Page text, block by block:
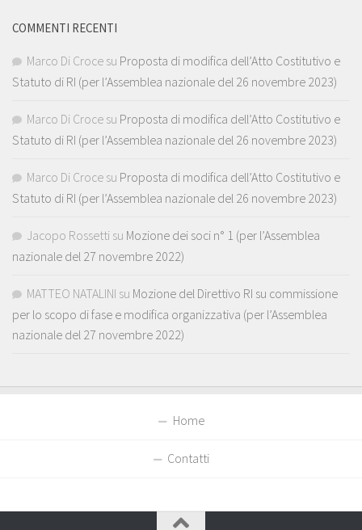
COMMENTI RECENTI
Marco Di Croce su Proposta di modifica dell’Atto Costitutivo e
Statuto di RI (per l’Assemblea nazionale del 26 novembre 2023)
Marco Di Croce su Proposta di modifica dell’Atto Costitutivo e
Statuto di RI (per l’Assemblea nazionale del 26 novembre 2023)
Marco Di Croce su Proposta di modifica dell’Atto Costitutivo e
Statuto di RI (per l’Assemblea nazionale del 26 novembre 2023)
Jacopo Rossetti su Mozione dei soci n° 1 (per l’Assemblea
nazionale del 27 novembre 2022)
MATTEO NATALINI su Mozione del Direttivo RI su commissione
per lo scopo di fase e modifica organizzativa (per l’Assemblea
nazionale del 27 novembre 2022)
Home
Contatti